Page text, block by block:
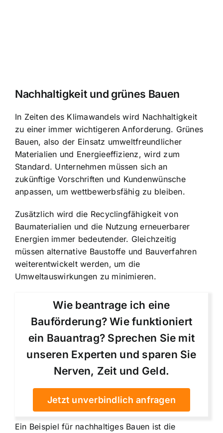
Nachhaltigkeit und grünes Bauen
In Zeiten des Klimawandels wird Nachhaltigkeit
zu einer immer wichtigeren Anforderung. Grünes
Bauen, also der Einsatz umweltfreundlicher
Materialien und Energieeffizienz, wird zum
Standard. Unternehmen müssen sich an
zukünftige Vorschriften und Kundenwünsche
anpassen, um wettbewerbsfähig zu bleiben.
Zusätzlich wird die Recyclingfähigkeit von
Baumaterialien und die Nutzung erneuerbarer
Energien immer bedeutender. Gleichzeitig
müssen alternative Baustoffe und Bauverfahren
weiterentwickelt werden, um die
Umweltauswirkungen zu minimieren.
Wie beantrage ich eine
Bauförderung? Wie funktioniert
ein Bauantrag? Sprechen Sie mit
unseren Experten und sparen Sie
Nerven, Zeit und Geld.
Jetzt unverbindlich anfragen
Ein Beispiel für nachhaltiges Bauen ist die